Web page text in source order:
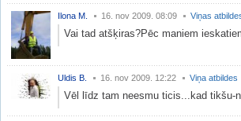
Ilona M. 16. nov 2009. 08:09 Viņas
Vai tad atšķiras?Pēc maniem
Uldis B. 16. nov 2009. 12:22 Viņa atbildes
Vēl līdz tam neesmu ticis...kad tikšu-